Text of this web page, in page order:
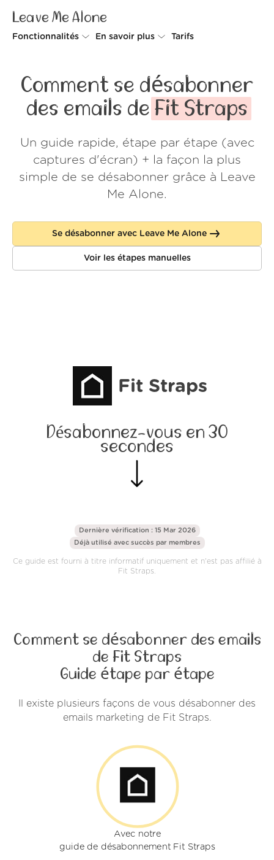
Leave Me Alone
Fonctionnalités
Spam Blocker
Ne pas déranger
En savoir plus
Comment ça fonctionne
Sécurité
Preuves d'amour
FAQ
Tarifs
Comment se désabonner
des emails de Fit Straps
Un guide rapide, étape par étape (avec
captures d'écran) + la façon la plus
simple de se désabonner grâce à Leave
Me Alone.
Se désabonner avec Leave Me Alone
Voir les étapes manuelles
Fit Straps
Désabonnez-vous en 30
secondes
Dernière vérification : 15 Mar 2026
Déjà utilisé avec succès par membres
Ce guide est fourni à titre informatif uniquement et n'est pas affilié à
Fit Straps.
Comment se désabonner des emails
de Fit Straps
Guide étape par étape
Il existe plusieurs façons de vous désabonner des
emails marketing de Fit Straps.
Avec notre
guide de désabonnement Fit Straps